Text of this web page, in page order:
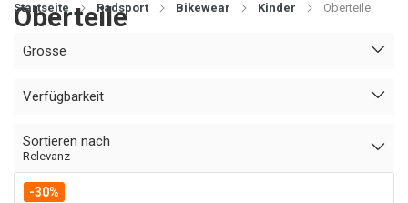
Startseite Radsport Bikewear Kinder Oberteile
Oberteile
Grösse
Verfügbarkeit
Sortieren nach
Relevanz
-30%